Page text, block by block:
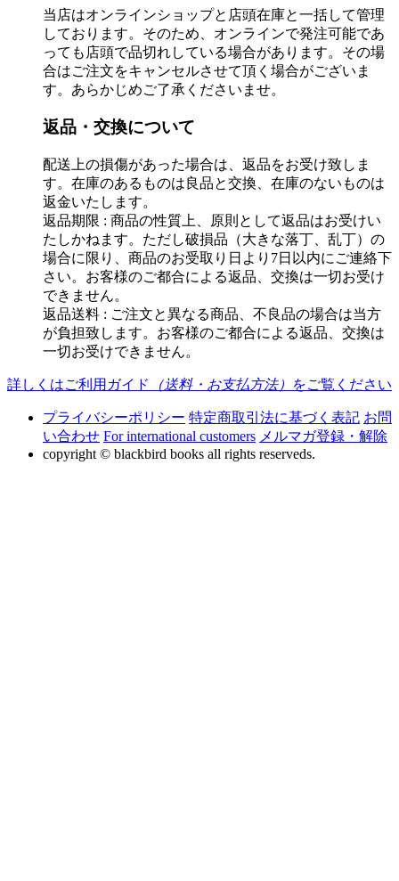
当店はオンラインショップと店頭在庫と一括して管理
しております。そのため、オンラインで発注可能であ
っても店頭で品切れしている場合があります。その場
合はご注文をキャンセルさせて頂く場合がございま
す。あらかじめご了承くださいませ。
返品・交換について
配送上の損傷があった場合は、返品をお受け致しま
す。在庫のあるものは良品と交換、在庫のないものは
返金いたします。
返品期限 : 商品の性質上、原則として返品はお受けい
たしかねます。ただし破損品（大きな落丁、乱丁）の
場合に限り、商品のお受取り日より7日以内にご連絡下
さい。お客様のご都合による返品、交換は一切お受け
できません。
返品送料 : ご注文と異なる商品、不良品の場合は当方
が負担致します。お客様のご都合による返品、交換は
一切お受けできません。
詳しくはご利用ガイド （送料・お支払方法） をご覧ください
プライバシーポリシー 特定商取引法に基づく表記 お問
い合わせ For international customers メルマガ登録・解除
copyright © blackbird books all rights reserveds.